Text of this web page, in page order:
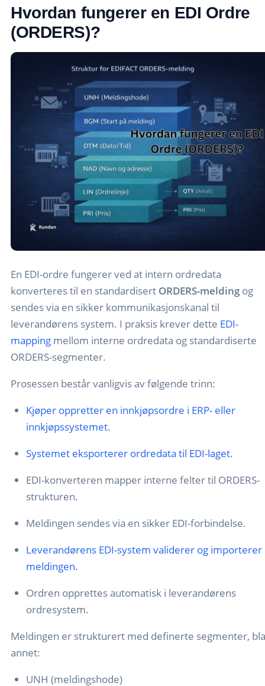
Hvordan fungerer en EDI Ordre
(ORDERS)?
En EDI-ordre fungerer ved at intern ordredata
konverteres til en standardisert ORDERS-melding og
sendes via en sikker kommunikasjonskanal til
leverandørens system. I praksis krever dette EDI-
mapping mellom interne ordredata og standardiserte
ORDERS-segmenter.
Prosessen består vanligvis av følgende trinn:
Kjøper oppretter en innkjøpsordre i ERP- eller
innkjøpssystemet.
Systemet eksporterer ordredata til EDI-laget.
EDI-konverteren mapper interne felter til ORDERS-
strukturen.
Meldingen sendes via en sikker EDI-forbindelse.
Leverandørens EDI-system validerer og importerer
meldingen.
Ordren opprettes automatisk i leverandørens
ordresystem.
Meldingen er strukturert med definerte segmenter,
annet:
UNH (meldingshode)